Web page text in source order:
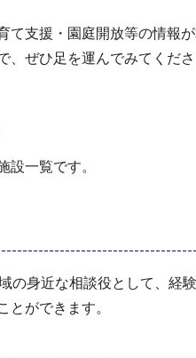
支援・園庭開放等の情報が
ぜひ足を運んでみてくださ
設一覧です。
の身近な相談役として、経
とができます。